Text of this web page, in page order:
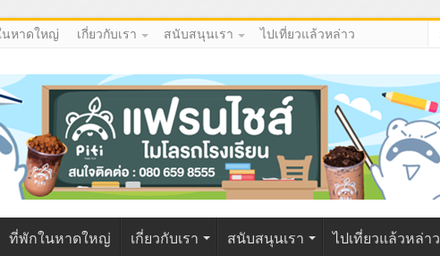
นหาดใหญ่ เกี่ยวกับเรา สนับสนุนเรา ไปเที่ยวแล้วหล่าว
ที่พักในหาดใหญ่ เกี่ยวกับเรา สนับสนุนเรา ไปเที่ยวแล้วหล่าว